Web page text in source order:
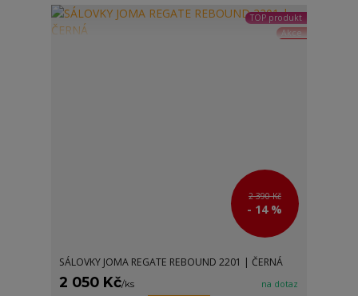
TOP produkt
Akce
2 390 Kč
- 14 %
SÁLOVKY JOMA REGATE REBOUND 2201 | ČERNÁ
2 050 Kč/ks na dotaz